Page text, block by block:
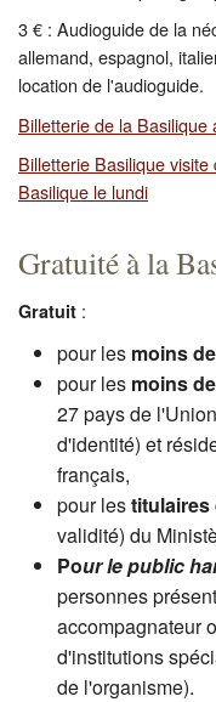
3 € : Audioguide de la
allemand, espagnol,
location de l'audioguide.
Billetterie de la Basilique
Billetterie Basilique
Basilique le lundi
Gratuité à la
Gratuit :
pour les moins
pour les moins
27 pays de
d'identité) et
français,
pour lestitulaires
validité) du
Pour le public
personnes
accompagnateur
d'institutions
de l'organisme).